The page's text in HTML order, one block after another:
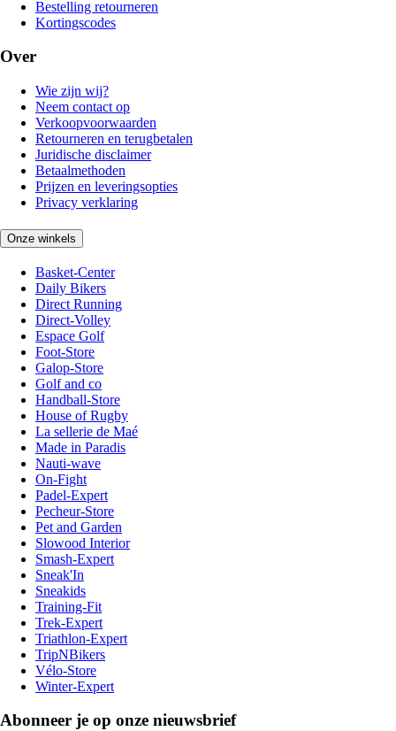
Bestelling retourneren
Kortingscodes
Over
Wie zijn wij?
Neem contact op
Verkoopvoorwaarden
Retourneren en terugbetalen
Juridische disclaimer
Betaalmethoden
Prijzen en leveringsopties
Privacy verklaring
Onze winkels
Basket-Center
Daily Bikers
Direct Running
Direct-Volley
Espace Golf
Foot-Store
Galop-Store
Golf and co
Handball-Store
House of Rugby
La sellerie de Maé
Made in Paradis
Nauti-wave
On-Fight
Padel-Expert
Pecheur-Store
Pet and Garden
Slowood Interior
Smash-Expert
Sneak'In
Sneakids
Training-Fit
Trek-Expert
Triathlon-Expert
TripNBikers
Vélo-Store
Winter-Expert
Abonneer je op onze nieuwsbrief